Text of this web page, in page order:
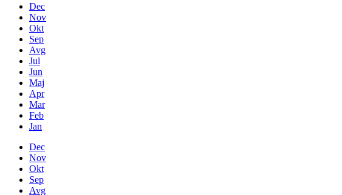
Dec
Nov
Okt
Sep
Avg
Jul
Jun
Maj
Apr
Mar
Feb
Jan
Dec
Nov
Okt
Sep
Avg